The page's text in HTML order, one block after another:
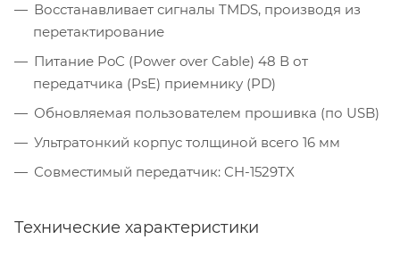
Восстанавливает сигналы TMDS, производя из
перетактирование
Питание PoC (Power over Cable) 48 В от
передатчика (PsE) приемнику (PD)
Обновляемая пользователем прошивка (по USB)
Ультратонкий корпус толщиной всего 16 мм
Совместимый передатчик: CH-1529TX
Технические характеристики